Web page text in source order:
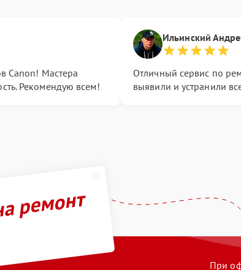
Canon! Мастера
Рекомендую всем!
Ильинский
Отличный сервис по
выявили и устранили
ремонт
При